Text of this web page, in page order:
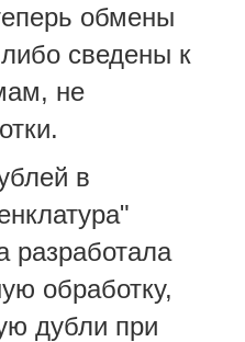
обмены
сведены к
не
в
разработала
обработку,
дубли при